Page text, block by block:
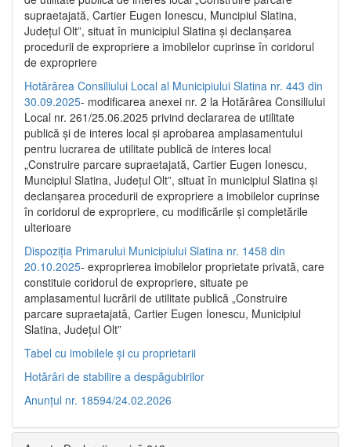
supraetajată, Cartier Eugen Ionescu, Muncipiul Slatina,
Județul Olt”, situat în municipiul Slatina și declanșarea
procedurii de expropriere a imobilelor cuprinse în coridorul
de expropriere
Hotărârea Consiliului Local al Municipiului Slatina nr. 443 din
30.09.2025- modificarea anexei nr. 2 la Hotărârea Consiliului
Local nr. 261/25.06.2025 privind declararea de utilitate
publică şi de interes local şi aprobarea amplasamentului
pentru lucrarea de utilitate publică de interes local
„Construire parcare supraetajată, Cartier Eugen Ionescu,
Muncipiul Slatina, Judeţul Olt”, situat în municipiul Slatina şi
declanşarea procedurii de expropriere a imobilelor cuprinse
în coridorul de expropriere, cu modificările şi completările
ulterioare
Dispoziția Primarului Municipiului Slatina nr. 1458 din
20.10.2025- exproprierea imobilelor proprietate privată, care
constituie coridorul de expropriere, situate pe
amplasamentul lucrării de utilitate publică „Construire
parcare supraetajată, Cartier Eugen Ionescu, Municipiul
Slatina, Județul Olt”
Tabel cu imobilele și cu proprietarii
Hotărâri de stabilire a despăgubirilor
Anunțul nr. 18594/24.02.2026